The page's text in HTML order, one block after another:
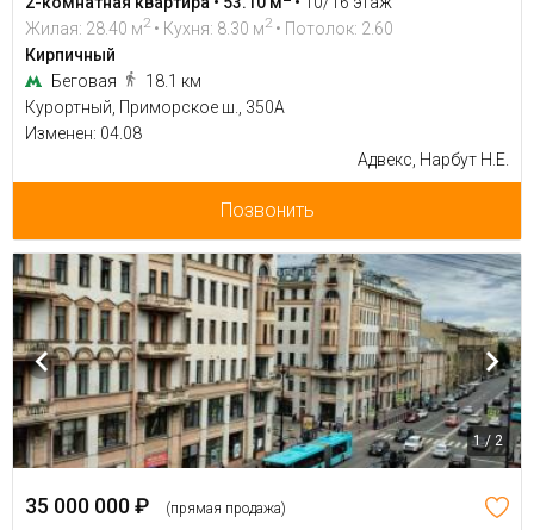
Жилая: 28.40 м2 • Кухня: 8.30 м2 • Потолок: 2.60
Кирпичный
Беговая
18.1 км
Курортный, Приморское ш., 350А
Изменен: 04.08
Адвекс, Нарбут Н.Е.
Позвонить
1 / 2
35 000 000 ₽ (прямая продажа)